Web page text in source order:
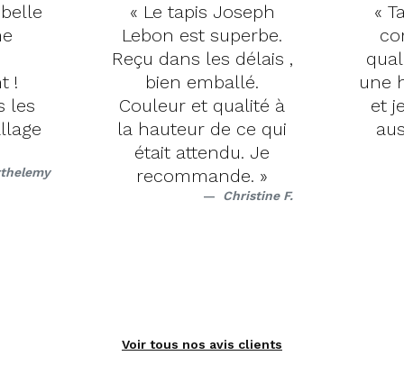
!
les
« Le tapis Joseph
Lebon est superbe.
Reçu dans les délais ,
bien emballé.
Couleur et qualité à
la hauteur de ce qui
était attendu. Je
recommande. »
Christine F.
«
une
et
Voir tous nos avis clients